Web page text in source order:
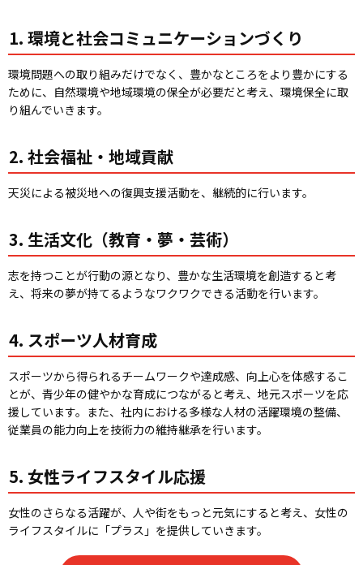
1. 環境と社会コミュニケーションづくり
環境問題への取り組みだけでなく、豊かなところをより豊かにする
ために、自然環境や地域環境の保全が必要だと考え、環境保全に取
り組んでいきます。
2. 社会福祉・地域貢献
天災による被災地への復興支援活動を、継続的に行います。
3. 生活文化（教育・夢・芸術）
志を持つことが行動の源となり、豊かな生活環境を創造すると考
え、将来の夢が持てるようなワクワクできる活動を行います。
4. スポーツ人材育成
スポーツから得られるチームワークや達成感、向上心を体感するこ
とが、青少年の健やかな育成につながると考え、地元スポーツを応
援しています。また、社内における多様な人材の活躍環境の整備、
従業員の能力向上を技術力の維持継承を行います。
5. 女性ライフスタイル応援
女性のさらなる活躍が、人や街をもっと元気にすると考え、女性の
ライフスタイルに「プラス」を提供していきます。